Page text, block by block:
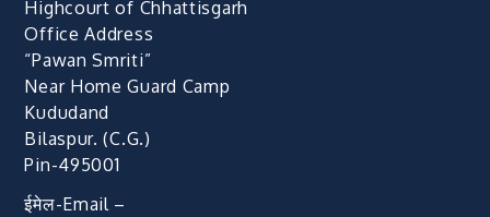
Highcourt of Chhattisgarh
Office Address
“Pawan Smriti”
Near Home Guard Camp
Kududand
Bilaspur. (C.G.)
Pin-495001
ईमेल-Email –